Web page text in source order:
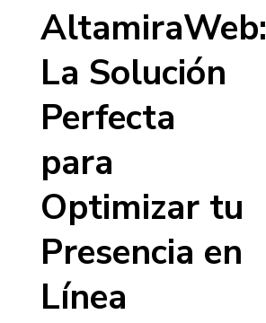
AltamiraWeb:
La Solución
Perfecta
para
Optimizar tu
Presencia en
Línea